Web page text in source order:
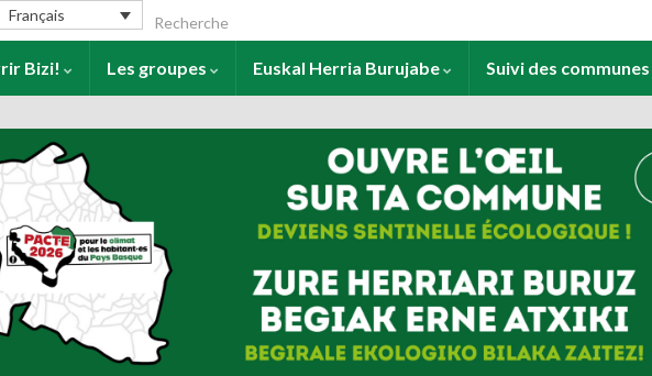
Français Search for:
Bizi! Les groupes Euskal Herria Burujabe Suivi des communes